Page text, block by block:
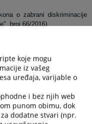
o zabrani diskriminacije
broj 66/2016).
o zabrani
BiH 59_2009
koje mogu
iz vašeg
uređaja, varijable o
i bez njih web
punom obimu, dok
dodatne stvari (npr.